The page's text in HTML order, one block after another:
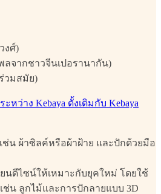
งศ์)
ลจากชาวจีนเปอรานากัน)
วมสมัย)
หว่าง Kebaya ดั้งเดิมกับ Kebaya
เช่น ผ้าซิลค์หรือผ้าฝ้าย และปักด้วยมือ
ยนดีไซน์ให้เหมาะกับยุคใหม่ โดยใช้
น ลูกไม้และการปักลายแบบ 3D